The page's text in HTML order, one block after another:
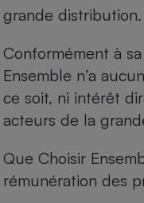
grande distribution.
Conformément à
Ensemble n’a
ce soit, ni intérêt
acteurs de la
Que Choisir
rémunération des